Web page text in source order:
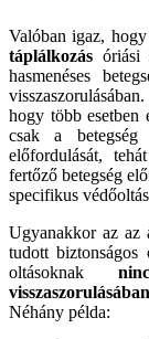
Valóban igaz, hogy
táplálkozás óriási
hasmenéses
hogy több esetben
csak a betegség
előfordulását,
fertőző betegség
specifikus
Ugyanakkor az az
tudott
oltásoknak
visszaszorulásában
Néhány példa: